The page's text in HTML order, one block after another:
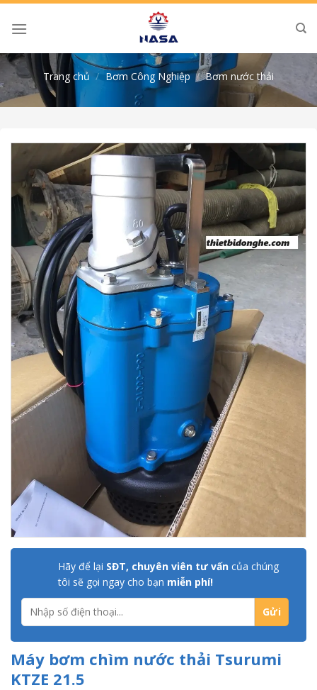
Skip
Trang chủ / Bơm Công Nghiệp / Bơm nước thải
Hãy để lại SĐT, chuyên viên tư vấn của chúng
tôi sẽ gọi ngay cho bạn miễn phí!
Máy bơm chìm nước thải Tsurumi
KTZE 21.5